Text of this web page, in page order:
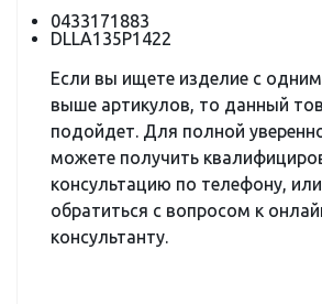
0433171883
DLLA135P1422
Если вы ищете изделие с
выше артикулов, то данный
подойдет. Для полной
можете получить
консультацию по телефону,
обратиться с вопросом к
консультанту.